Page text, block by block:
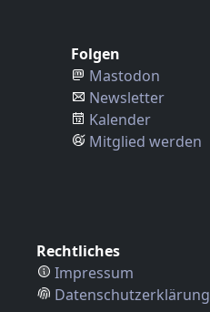
Folgen
Mastodon
Newsletter
Kalender
Mitglied werden
Rechtliches
Impressum
Datenschutzerklärung